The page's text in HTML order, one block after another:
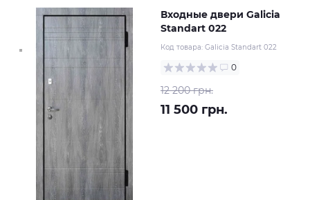
Входные двери Galicia
Standart 022
Код товара: Galicia Standart 022
0
12 200 грн.
11 500 грн.